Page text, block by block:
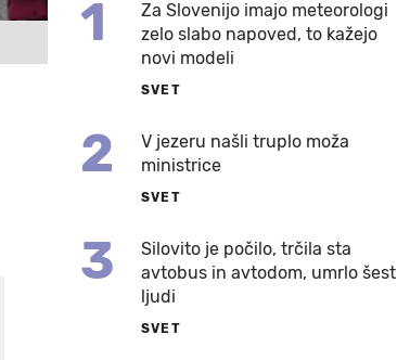
1
Za Slovenijo imajo meteorologi
zelo slabo napoved, to kažejo
novi modeli
SVET
2
V jezeru našli truplo moža
ministrice
SVET
3
Silovito je počilo, trčila sta
avtobus in avtodom, umrlo šest
ljudi
SVET